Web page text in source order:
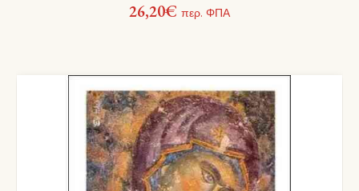
26,20€ περ. ΦΠΑ